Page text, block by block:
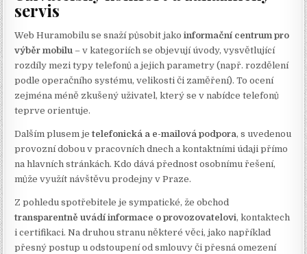
servis
Web Huramobilu se snaží působit jakoinformační centrum pro
výběr mobilu – v kategoriích se objevují úvody, vysvětlující
rozdíly mezi typy telefonů a jejich parametry (např. rozdělení
podle operačního systému, velikosti či zaměření). To ocení
zejména méně zkušený uživatel, který se v nabídce telefonů
teprve orientuje.
Dalším plusem jetelefonická a e-mailová podpora, s uvedenou
provozní dobou v pracovních dnech a kontaktními údaji přímo
na hlavních stránkách. Kdo dává přednost osobnímu řešení,
může využít návštěvu prodejny v Praze.
Z pohledu spotřebitele je sympatické, že obchod
transparentně uvádí informace o provozovatelovi, kontaktech
i certifikaci. Na druhou stranu některé věci, jako například
přesný postup u odstoupení od smlouvy či přesná omezení